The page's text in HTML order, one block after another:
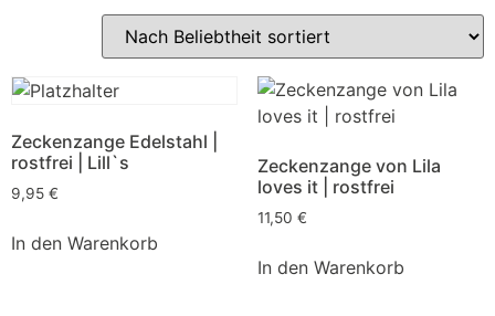
Zeckenzange Edelstahl |
rostfrei | Lill`s
9,95 €
In den Warenkorb
Zeckenzange von Lila
loves it | rostfrei
11,50 €
In den Warenkorb